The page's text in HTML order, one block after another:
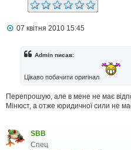
П
е
н
н
07 квітня 2010 15:45
Admin писав:
Цікаво побачити оригінал
Перепрошую, але в мене не має
Мінюст, а отже юридичної сили не
SBB
Спец